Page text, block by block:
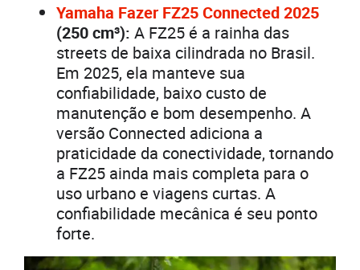
Yamaha Fazer FZ25 Connected 2025
(250 cm³): A FZ25 é a rainha das
streets de baixa cilindrada no Brasil.
Em 2025, ela manteve sua
confiabilidade, baixo custo de
manutenção e bom desempenho. A
versão Connected adiciona a
praticidade da conectividade, tornando
a FZ25 ainda mais completa para o
uso urbano e viagens curtas. A
confiabilidade mecânica é seu ponto
forte.